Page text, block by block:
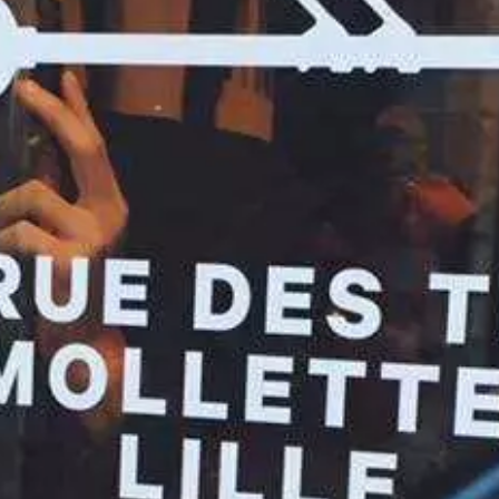
Paramètres de
confidentialité
Afin de faciliter votre navigation et de vous
apporter le meilleur service possible, nous utilisons
des cookies pour améliorer le site aux besoins des
visiteurs, notamment selon la fréquentation.
Nos politique de confidentialité